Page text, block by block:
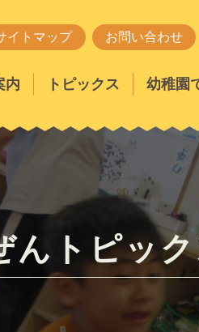
イトマップ お問い合わせ
内 トピックス 幼稚園
んトピッ